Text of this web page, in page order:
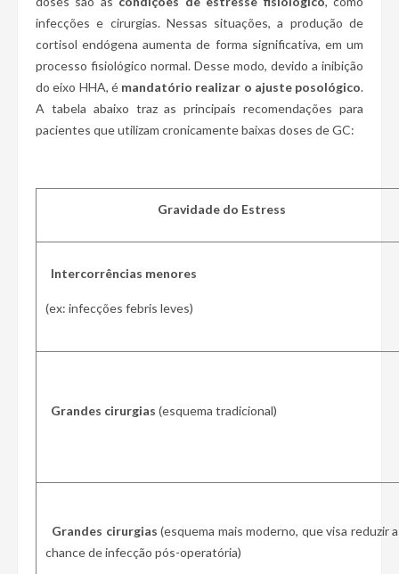
infecções e cirurgias. Nessas situações, a produção de
cortisol endógena aumenta de forma significativa, em um
processo fisiológico normal. Desse modo, devido a inibição
do eixo HHA, é mandatório realizar o ajuste posológico.
A tabela abaixo traz as principais recomendações para
pacientes que utilizam cronicamente baixas doses de GC:
Gravidade do Estress
Intercorrências menores
(ex: infecções febris leves)
Grandes cirurgias (esquema tradicional)
Grandes cirurgias (esquema mais moderno, que visa reduzir a
chance de infecção pós-operatória)